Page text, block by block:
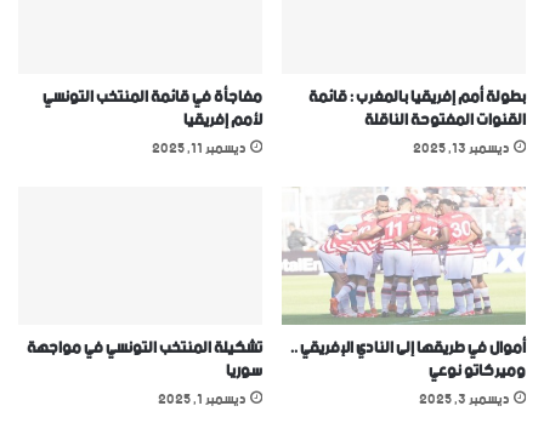
بطولة أمم إفريقيا بالمغرب : قائمة
القنوات المفتوحة الناقلة
ديسمبر 13, 2025
مفاجأة في قائمة المنتخب التونسي
ﻷمم إفريقيا
ديسمبر 11, 2025
أموال في طريقها إلى النادي الإفريقي ..
وميركاتو نوعي
ديسمبر 3, 2025
تشكيلة المنتخب التونسي في مواجهة
سوريا
ديسمبر 1, 2025